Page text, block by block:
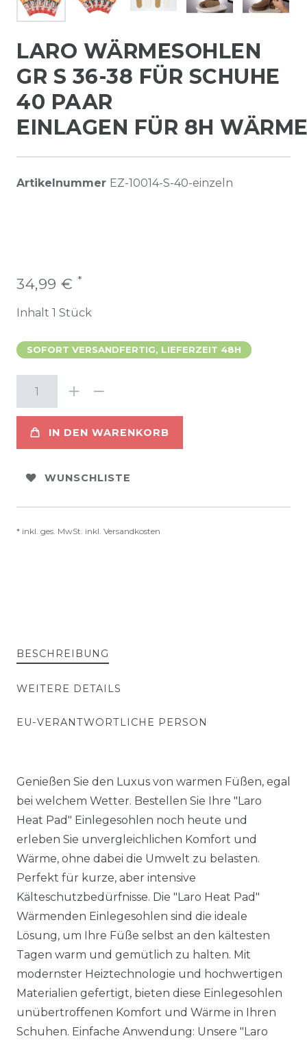
LARO WÄRMESOHLEN
GR S 36-38 FÜR SCHUHE
40 PAAR
EINLAGEN FÜR 8H
Artikelnummer EZ-10014-S-40-einzeln
34,99 € *
Inhalt 1 Stück
SOFORT VERSANDFERTIG, LIEFERZEIT 48H
IN DEN WARENKORB
WUNSCHLISTE
* inkl. ges. MwSt. inkl. Versandkosten
BESCHREIBUNG
WEITERE DETAILS
EU-VERANTWORTLICHE PERSON
Genießen Sie den Luxus von warmen Füßen, egal
bei welchem Wetter. Bestellen Sie Ihre "Laro
Heat Pad" Einlegesohlen noch heute und
erleben Sie unvergleichlichen Komfort und
Wärme, ohne dabei die Umwelt zu belasten.
Perfekt für kurze, aber intensive
Kälteschutzbedürfnisse. Die "Laro Heat Pad"
Wärmenden Einlegesohlen sind die ideale
Lösung, um Ihre Füße selbst an den kältesten
Tagen warm und gemütlich zu halten. Mit
modernster Heiztechnologie und hochwertigen
Materialien gefertigt, bieten diese Einlegesohlen
unübertroffenen Komfort und Wärme in Ihren
Schuhen. Einfache Anwendung: Unsere "Laro